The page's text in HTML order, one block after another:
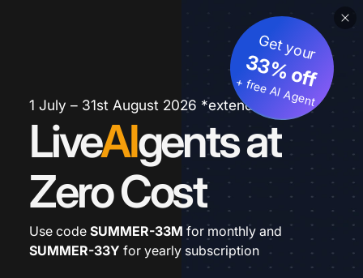
1 July – 31st August 2026 *extended
LiveAIgents at
Zero Cost
Get your
33% off
+ free AI Agent
Use code SUMMER-33M for monthly and
SUMMER-33Y for yearly subscription